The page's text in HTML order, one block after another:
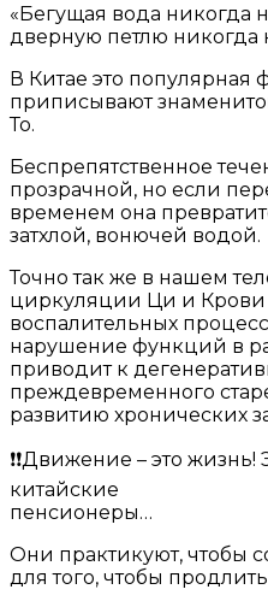
«Бегущая
вода
никогда
не
станет
затхлой,
а
дверную
петлю
никогда
не
сточат
«Бегущая вода никогда
дверную петлю никогда
В Китае это популярная
приписывают
То.
Беспрепятственное
прозрачной, но если
временем она
затхлой, вонючей водой.
Точно так же в нашем
циркуляции Ци и Крови
воспалительных
нарушение функций в
приводит к
преждевременного
развитию хронических
❗️❗️Движение – это
китайские
пенсионеры…
Они практикуют, чтобы
для того, чтобы продлить